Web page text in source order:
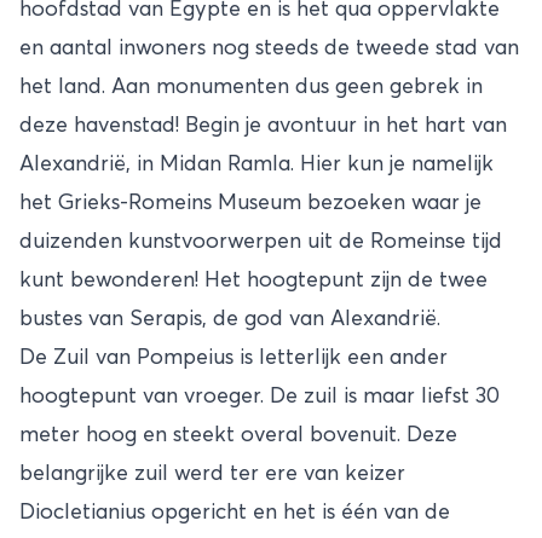
hoofdstad van Egypte en is het qua oppervlakte
en aantal inwoners nog steeds de tweede stad van
het land. Aan monumenten dus geen gebrek in
deze havenstad! Begin je avontuur in het hart van
Alexandrië, in Midan Ramla. Hier kun je namelijk
het Grieks-Romeins Museum bezoeken waar je
duizenden kunstvoorwerpen uit de Romeinse tijd
kunt bewonderen! Het hoogtepunt zijn de twee
bustes van Serapis, de god van Alexandrië.
De Zuil van Pompeius is letterlijk een ander
hoogtepunt van vroeger. De zuil is maar liefst 30
meter hoog en steekt overal bovenuit. Deze
belangrijke zuil werd ter ere van keizer
Diocletianius opgericht en het is één van de